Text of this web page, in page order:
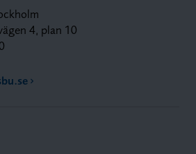
4, plan 10